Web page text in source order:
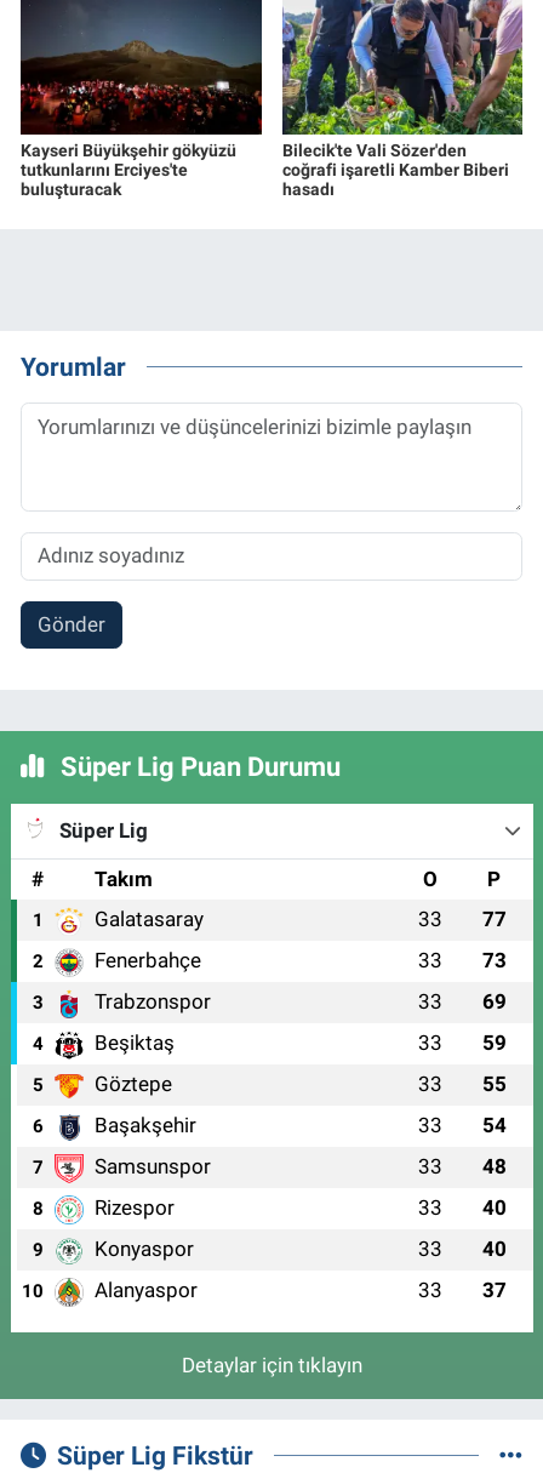
Kayseri Büyükşehir gökyüzü
tutkunlarını Erciyes'te
buluşturacak
Bilecik'te Vali Sözer'den
coğrafi işaretli Kamber Biberi
hasadı
Yorumlar
Gönder
Süper Lig Puan Durumu
Süper Lig
#
Takım O P
1 Galatasaray 33 77
2 Fenerbahçe 33 73
3 Trabzonspor 33 69
4 Beşiktaş 33 59
5 Göztepe 33 55
6 Başakşehir 33 54
7 Samsunspor 33 48
8 Rizespor 33 40
9 Konyaspor 33 40
10 Alanyaspor 33 37
Detaylar için tıklayın
Süper Lig Fikstür